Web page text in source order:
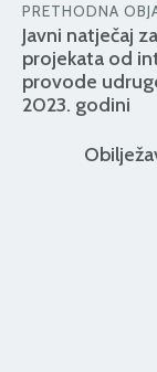
PRETHODNA
Javni natječaj
projekata od
provode
2023. godini